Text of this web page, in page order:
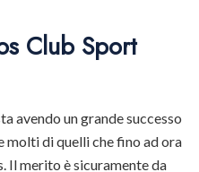
Club Sport
avendo un grande successo
molti di quelli che fino ad ora
Il merito è sicuramente da